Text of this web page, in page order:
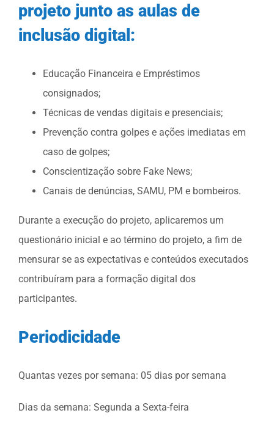
projeto junto as aulas de
inclusão digital:
Educação Financeira e Empréstimos
consignados;
Técnicas de vendas digitais e presenciais;
Prevenção contra golpes e ações imediatas em
caso de golpes;
Conscientização sobre Fake News;
Canais de denúncias, SAMU, PM e bombeiros.
Durante a execução do projeto, aplicaremos um
questionário inicial e ao término do projeto, a fim de
mensurar se as expectativas e conteúdos executados
contribuíram para a formação digital dos
participantes.
Periodicidade
Quantas vezes por semana: 05 dias por semana
Dias da semana: Segunda a Sexta-feira